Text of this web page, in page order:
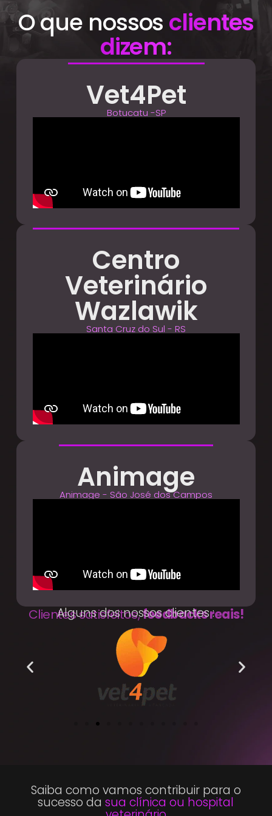
O que nossos clientes
dizem:
Vet4Pet
Botucatu -SP
Centro
Veterinário
Wazlawik
Santa Cruz do Sul - RS
Animage
Animage - São José dos Campos
Clientes satisfeitos,feedbacks reais!
Alguns dos nossos clientes :
Saiba como vamos contribuir para o
sucesso da sua clínica ou hospital